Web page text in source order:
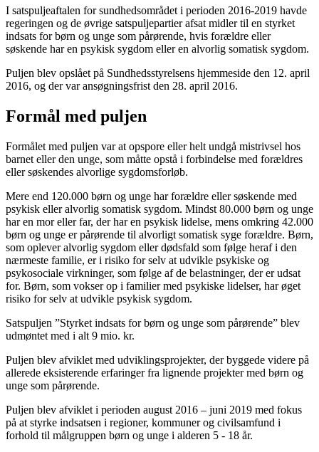
I satspuljeaftalen for sundhedsområdet i perioden 2016-2019 havde
regeringen og de øvrige satspuljepartier afsat midler til en styrket
indsats for børn og unge som pårørende, hvis forældre eller
søskende har en psykisk sygdom eller en alvorlig somatisk sygdom.
Puljen blev opslået på Sundhedsstyrelsens hjemmeside den 12. april
2016, og der var ansøgningsfrist den 28. april 2016.
Formål med puljen
Formålet med puljen var at opspore eller helt undgå mistrivsel hos
barnet eller den unge, som måtte opstå i forbindelse med forældres
eller søskendes alvorlige sygdomsforløb.
Mere end 120.000 børn og unge har forældre eller søskende med
psykisk eller alvorlig somatisk sygdom. Mindst 80.000 børn og unge
har en mor eller far, der har en psykisk lidelse, mens omkring 42.000
børn og unge er pårørende til alvorligt somatisk syge forældre. Børn,
som oplever alvorlig sygdom eller dødsfald som følge heraf i den
nærmeste familie, er i risiko for selv at udvikle psykiske og
psykosociale virkninger, som følge af de belastninger, der er udsat
for. Børn, som vokser op i familier med psykiske lidelser, har øget
risiko for selv at udvikle psykisk sygdom.
Satspuljen ”Styrket indsats for børn og unge som pårørende” blev
udmøntet med i alt 9 mio. kr.
Puljen blev afviklet med udviklingsprojekter, der byggede videre på
allerede eksisterende erfaringer fra lignende projekter med børn og
unge som pårørende.
Puljen blev afviklet i perioden august 2016 – juni 2019 med fokus
på at styrke indsatsen i regioner, kommuner og civilsamfund i
forhold til målgruppen børn og unge i alderen 5 - 18 år.